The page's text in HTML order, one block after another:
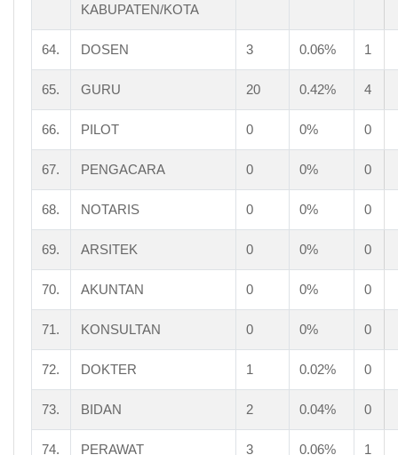
KABUPATEN/KOTA
64. DOSEN 3 0.06% 1
65. GURU 20 0.42% 4
66. PILOT 0 0% 0
67. PENGACARA 0 0% 0
68. NOTARIS 0 0% 0
69. ARSITEK 0 0% 0
70. AKUNTAN 0 0% 0
71. KONSULTAN 0 0% 0
72. DOKTER 1 0.02% 0
73. BIDAN 2 0.04% 0
74. PERAWAT 3 0.06% 1